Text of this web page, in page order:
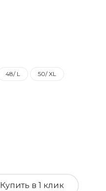
48/ L 50/ XL
Купить в 1 клик